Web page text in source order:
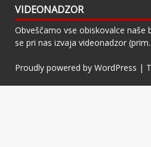
VIDEONADZOR
Obveščamo vse obiskovalce naše
se pri nas izvaja videonadzor
Proudly powered by WordPress |